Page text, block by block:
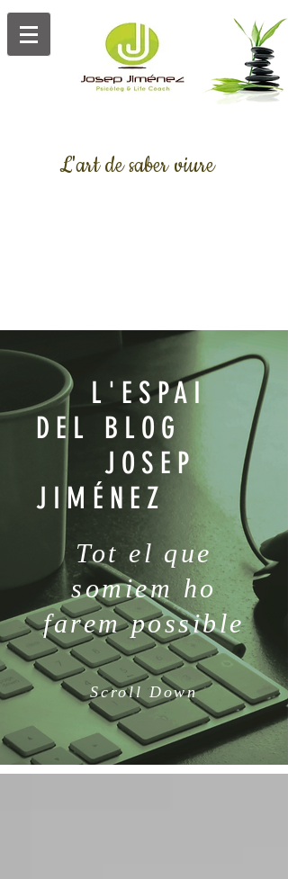
L'art de saber viure
L'ESPAI
DEL BLOG
JOSEP
JIMÉNEZ
Tot el que
somiem ho
farem possible
Scroll Down